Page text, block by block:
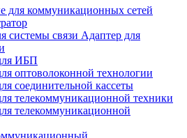
для коммуникационных сетей
Адаптер для
ИБП
оптоволоконной технологии
соединительной кассеты
телекоммуникационной техники
телекоммуникационной